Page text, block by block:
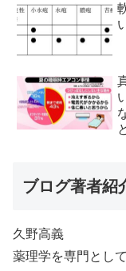
ブログ著者紹
久野高義
薬理学を専門とし